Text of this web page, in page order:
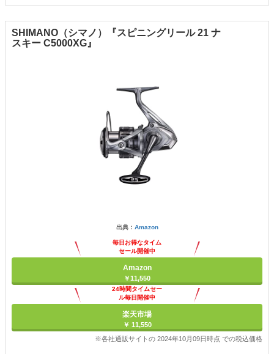
SHIMANO（シマノ）『スピニングリール 21 ナ
スキー C5000XG』
出典： Amazon
毎日お得なタイム
セール開催中
Amazon
￥11,550
24時間タイムセー
ル毎日開催中
楽天市場
￥ 11,550
※各社通販サイトの 2024年10月09日時点 での税込価格